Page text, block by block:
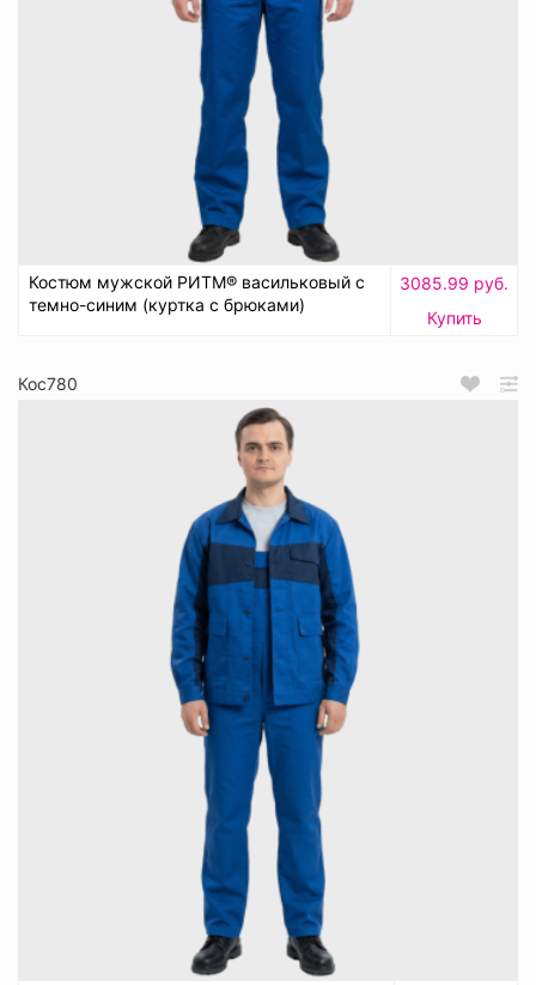
Костюм мужской РИТМ® васильковый с
темно-синим (куртка с брюками)
3085.99 руб.
Купить
Кос780